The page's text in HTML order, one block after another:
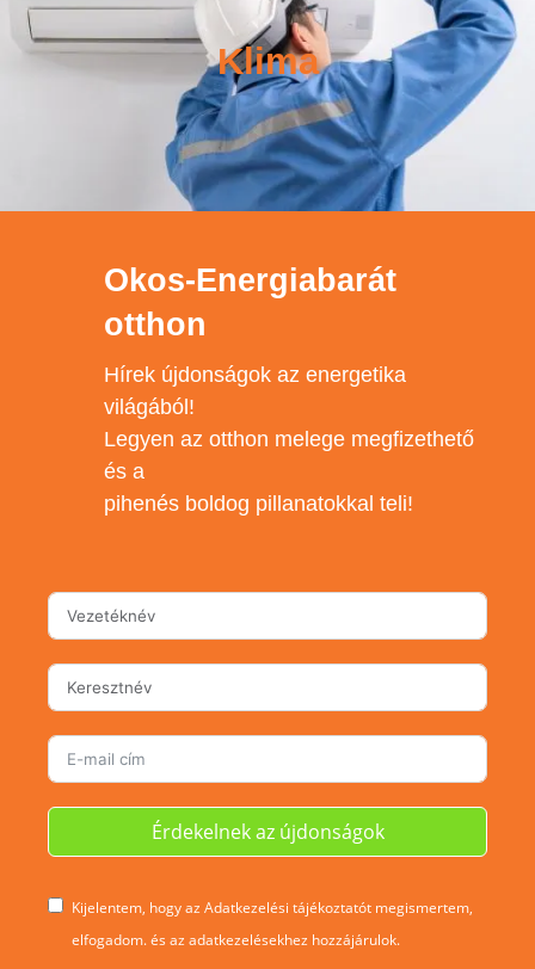
Klima
Okos-Energiabarát
otthon
Hírek újdonságok az energetika
világából!
Legyen az otthon melege megfizethető
és a
pihenés boldog pillanatokkal teli!
Érdekelnek az újdonságok
Kijelentem, hogy az Adatkezelési tájékoztatót megismertem,
elfogadom. és az adatkezelésekhez hozzájárulok.